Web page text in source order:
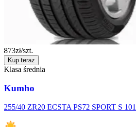
873zł/szt.
Kup teraz
Klasa średnia
Kumho
255/40 ZR20 ECSTA PS72 SPORT S